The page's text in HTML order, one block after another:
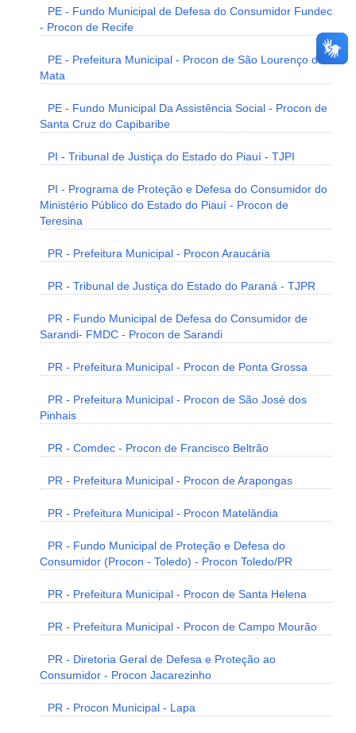
PE - Fundo Municipal de Defesa do Consumidor Fundec
- Procon de Recife
PE - Prefeitura Municipal - Procon de São Lourenço da
Mata
PE - Fundo Municipal Da Assistência Social - Procon de
Santa Cruz do Capibaribe
PI - Tribunal de Justiça do Estado do Piauí - TJPI
PI - Programa de Proteção e Defesa do Consumidor do
Ministério Público do Estado do Piauí - Procon de
Teresina
PR - Prefeitura Municipal - Procon Araucária
PR - Tribunal de Justiça do Estado do Paraná - TJPR
PR - Fundo Municipal de Defesa do Consumidor de
Sarandi- FMDC - Procon de Sarandi
PR - Prefeitura Municipal - Procon de Ponta Grossa
PR - Prefeitura Municipal - Procon de São José dos
Pinhais
PR - Comdec - Procon de Francisco Beltrão
PR - Prefeitura Municipal - Procon de Arapongas
PR - Prefeitura Municipal - Procon Matelândia
PR - Fundo Municipal de Proteção e Defesa do
Consumidor (Procon - Toledo) - Procon Toledo/PR
PR - Prefeitura Municipal - Procon de Santa Helena
PR - Prefeitura Municipal - Procon de Campo Mourão
PR - Diretoria Geral de Defesa e Proteção ao
Consumidor - Procon Jacarezinho
PR - Procon Municipal - Lapa